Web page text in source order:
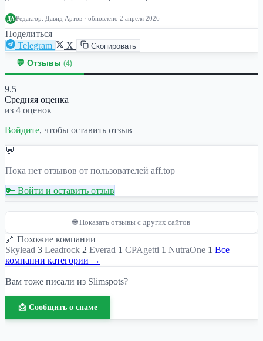
ДА Редактор: Давид Артов · обновлено 2 апреля 2026
Поделиться
Telegram
X Скопировать
💬 Отзывы (4)
9.5
Средняя оценка
из 4 оценок
Войдите, чтобы оставить отзыв
💬
Пока нет отзывов от пользователей aff.top
🔑 Войти и оставить отзыв
🌐 Показать отзывы с других сайтов
🔗 Похожие компании
Skylead 3 Leadrock 2 Everad 1 СPAgetti 1 NutraOne 1 Все
компании категории →
Вам тоже писали из Slimspots?
📩 Сообщить о спаме